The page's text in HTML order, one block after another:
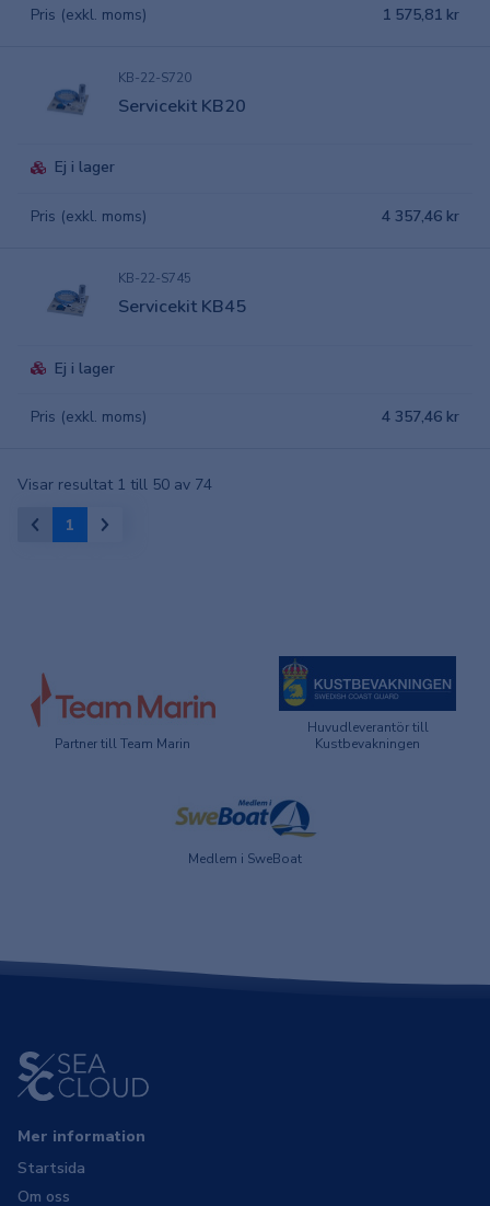
Pris (exkl. moms) 1 575,81 kr
KB-22-S720
Servicekit KB20
Ej i lager
Pris (exkl. moms) 4 357,46 kr
KB-22-S745
Servicekit KB45
Ej i lager
Pris (exkl. moms) 4 357,46 kr
Visar resultat 1 till 50 av 74
1
Partner till Team Marin
Huvudleverantör till
Kustbevakningen
Medlem i SweBoat
Mer information
Startsida
Om oss